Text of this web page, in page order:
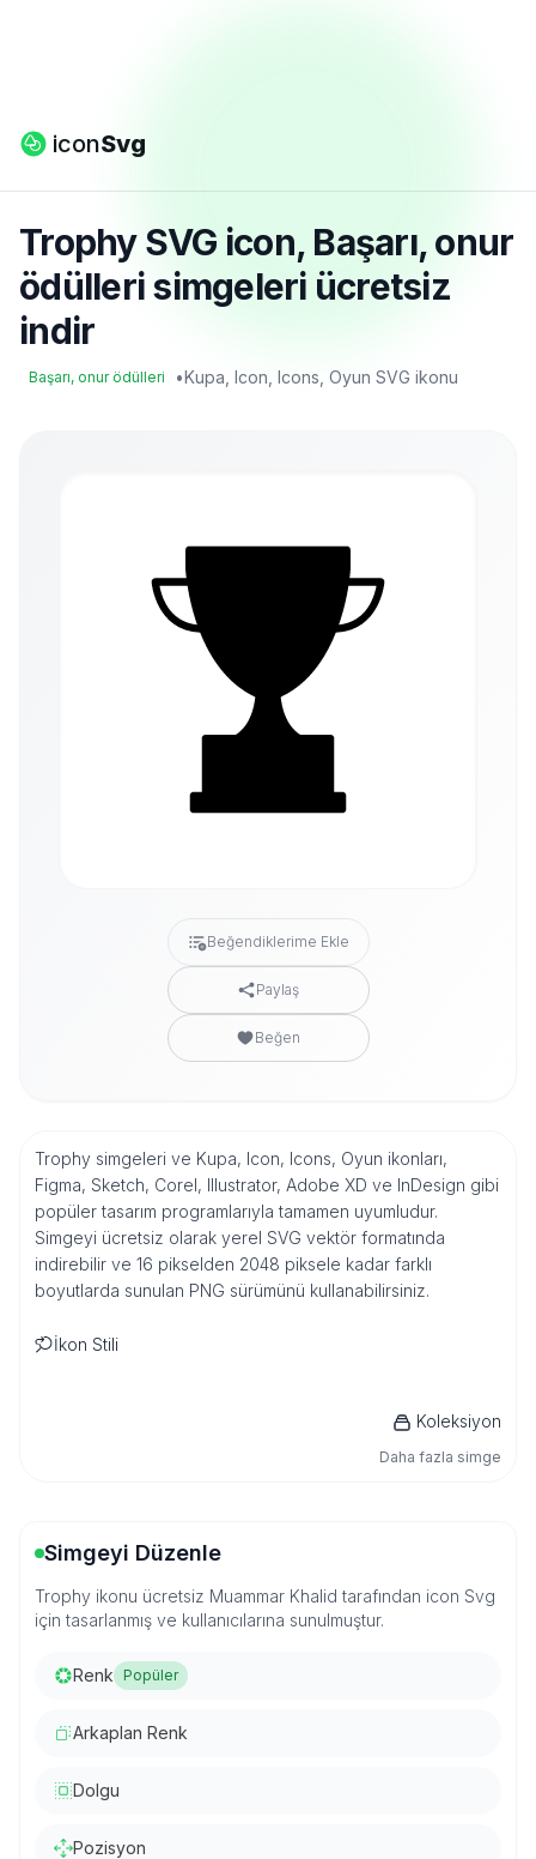
iconSvg
Trophy SVG icon, Başarı, onur
ödülleri simgeleri ücretsiz
indir
Başarı, onur ödülleri •Kupa, Icon, Icons, Oyun SVG ikonu
Beğendiklerime Ekle
Paylaş
Beğen
Trophy simgeleri ve Kupa, Icon, Icons, Oyun ikonları,
Figma, Sketch, Corel, Illustrator, Adobe XD ve InDesign gibi
popüler tasarım programlarıyla tamamen uyumludur.
Simgeyi ücretsiz olarak yerel SVG vektör formatında
indirebilir ve 16 pikselden 2048 piksele kadar farklı
boyutlarda sunulan PNG sürümünü kullanabilirsiniz.
İkon Stili
Koleksiyon
Daha fazla simge
Simgeyi Düzenle
Trophy ikonu ücretsiz Muammar Khalid tarafından icon Svg
için tasarlanmış ve kullanıcılarına sunulmuştur.
Renk Popüler
Arkaplan Renk
Dolgu
Pozisyon